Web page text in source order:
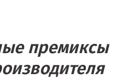
премиксы